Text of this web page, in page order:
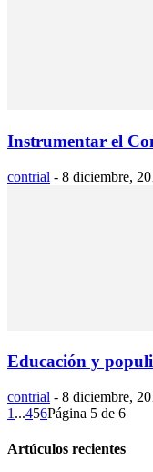
Instrumentar el
contrial - 8 diciembre,
Educación y
contrial - 8 diciembre,
1 ...456Página 5 de 6
Artúculos recientes